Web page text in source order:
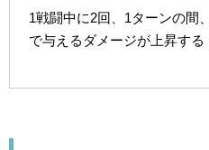
1戦闘中に2回、1ターンの間
で与えるダメージが上昇する